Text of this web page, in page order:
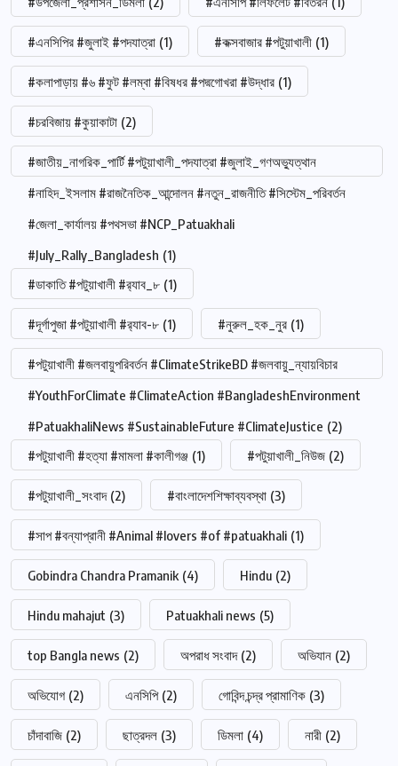
#এনসিপির #জুলাই #পদযাত্রা (1) #কক্সবাজার #পটুয়াখালী (1)
#কলাপাড়ায় #৬ #ফুট #লম্বা #বিষধর #পদ্মগোখরা #উদ্ধার (1)
#চরবিজায় #কুয়াকাটা (2)
#জাতীয়_নাগরিক_পার্টি #পটুয়াখালী_পদযাত্রা #জুলাই_গণঅভ্যুত্থান
#নাহিদ_ইসলাম #রাজনৈতিক_আন্দোলন #নতুন_রাজনীতি #সিস্টেম_পরিবর্তন
#জেলা_কার্যালয় #পথসভা #NCP_Patuakhali
#July_Rally_Bangladesh (1)
#ডাকাতি #পটুয়াখালী #র‍্যাব_৮ (1)
#দূর্গাপুজা #পটুয়াখালী #র‍্যাব-৮ (1) #নুরুল_হক_নুর (1)
#পটুয়াখালী #জলবায়ুপরিবর্তন #ClimateStrikeBD #জলবায়ু_ন্যায়বিচার
#YouthForClimate #ClimateAction #BangladeshEnvironment
#PatuakhaliNews #SustainableFuture #ClimateJustice (2)
#পটুয়াখালী #হত্যা #মামলা #কালীগঞ্জ (1) #পটুয়াখালী_নিউজ (2)
#পটুয়াখালী_সংবাদ (2) #বাংলাদেশশিক্ষাব্যবস্থা (3)
#সাপ #বন্যাপ্রানী #Animal #lovers #of #patuakhali (1)
Gobindra Chandra Pramanik (4) Hindu (2)
Hindu mahajut (3) Patuakhali news (5)
top Bangla news (2) অপরাধ সংবাদ (2) অভিযান (2)
অভিযোগ (2) এনসিপি (2) গোবিন্দ চন্দ্র প্রামাণিক (3)
চাঁদাবাজি (2) ছাত্রদল (3) ডিমলা (4) নারী (2)